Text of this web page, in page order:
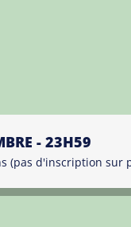
- 23H59
(pas d'inscription sur